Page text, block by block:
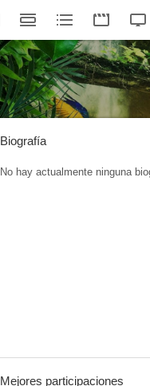
Biografía
No hay actualmente ninguna
Mejores participaciones